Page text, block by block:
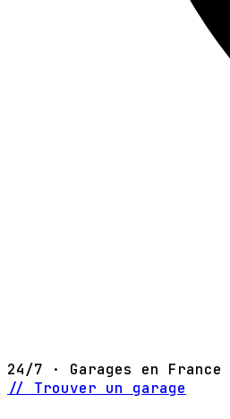
24/7 · Garages en France
// Trouver un garage